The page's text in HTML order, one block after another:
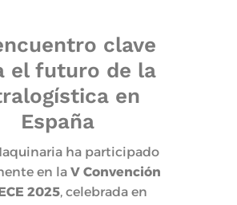
clave
el futuro de la
en
España
ha participado
en laV Convención
2025, celebrada en